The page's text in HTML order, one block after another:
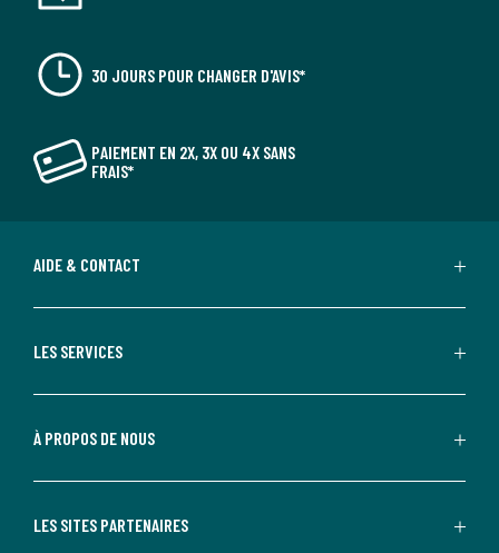
Garantie de 25 ans
premium et un savoir-faire italien hors pair, cette
poêle assure une robustesse inégalée, une
30 JOURS POUR CHANGER D'AVIS*
PAIEMENT EN 2X, 3X OU 4X SANS
FRAIS*
AIDE & CONTACT
LES SERVICES
À PROPOS DE NOUS
LES SITES PARTENAIRES